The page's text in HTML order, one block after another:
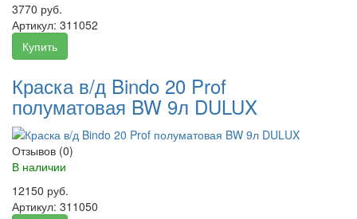
3770 руб.
Артикул: 311052
Купить
Краска в/д Bindo 20 Prof
полуматовая BW 9л DULUX
Отзывов (0)
В наличии
12150 руб.
Артикул: 311050